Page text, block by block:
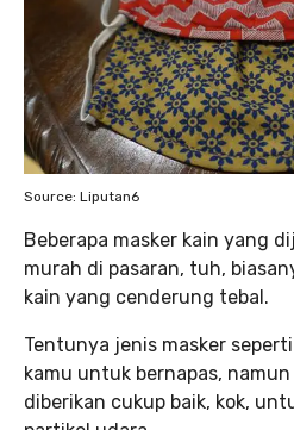
Source: Liputan6
Beberapa masker kain yang
murah di pasaran, tuh,
kain yang cenderung tebal.
Tentunya jenis masker
kamu untuk bernapas,
diberikan cukup baik, kok,